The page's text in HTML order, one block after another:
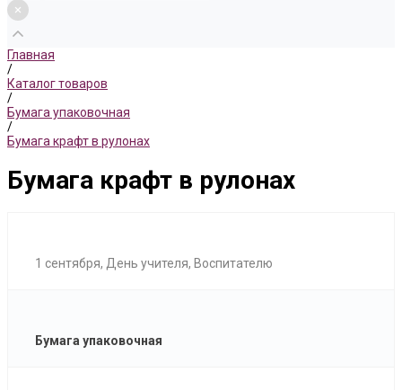
Главная
/
Каталог товаров
/
Бумага упаковочная
/
Бумага крафт в рулонах
Бумага крафт в рулонах
1 сентября, День учителя, Воспитателю
Бумага упаковочная